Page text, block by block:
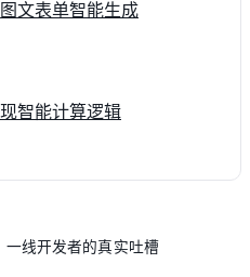
文表单智能生成
智能计算逻辑
线开发者的真实吐槽